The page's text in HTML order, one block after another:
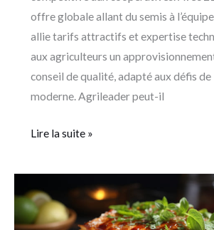
offre globale allant du semis à
allie tarifs attractifs et expertise
aux agriculteurs un
conseil de qualité, adapté aux défis
moderne. Agrileader peut-il
Lire la suite »
et
femme